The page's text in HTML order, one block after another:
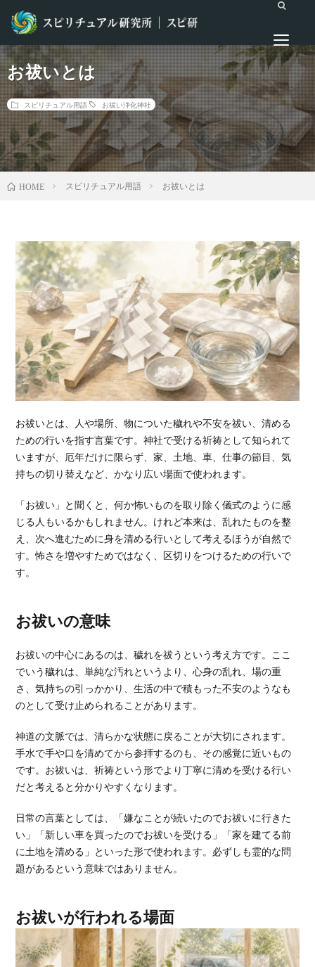
お祓いとは
スピリチュアル用語 お祓い浄化神社
HOME スピリチュアル用語 お祓いとは
お祓いとは、人や場所、物についた穢れや不安を祓い、清める
ための行いを指す言葉です。神社で受ける祈祷として知られて
いますが、厄年だけに限らず、家、土地、車、仕事の節目、気
持ちの切り替えなど、かなり広い場面で使われます。
「お祓い」と聞くと、何か怖いものを取り除く儀式のように感
じる人もいるかもしれません。けれど本来は、乱れたものを整
え、次へ進むために身を清める行いとして考えるほうが自然で
す。怖さを増やすためではなく、区切りをつけるための行いで
す。
お祓いの意味
お祓いの中心にあるのは、穢れを祓うという考え方です。ここ
でいう穢れは、単純な汚れというより、心身の乱れ、場の重
さ、気持ちの引っかかり、生活の中で積もった不安のようなも
のとして受け止められることがあります。
神道の文脈では、清らかな状態に戻ることが大切にされます。
手水で手や口を清めてから参拝するのも、その感覚に近いもの
です。お祓いは、祈祷という形でより丁寧に清めを受ける行い
だと考えると分かりやすくなります。
日常の言葉としては、「嫌なことが続いたのでお祓いに行きた
い」「新しい車を買ったのでお祓いを受ける」「家を建てる前
に土地を清める」といった形で使われます。必ずしも霊的な問
題があるという意味ではありません。
お祓いが行われる場面